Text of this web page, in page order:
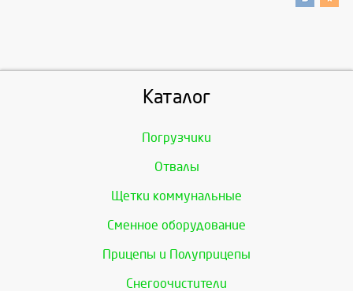
Каталог
Погрузчики
Отвалы
Щетки коммунальные
Сменное оборудование
Прицепы и Полуприцепы
Снегоочистители